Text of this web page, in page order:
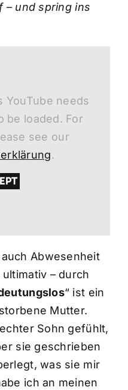
– und spring ins
YouTube needs
be loaded. For
see our
.
Abwesenheit
– durch
“ ist ein
Mutter.
Sohn gefühlt,
sie geschrieben
was sie mir
ich an meinen